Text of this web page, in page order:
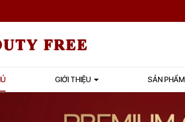
GIỚI THIỆU SẢN PHẨM